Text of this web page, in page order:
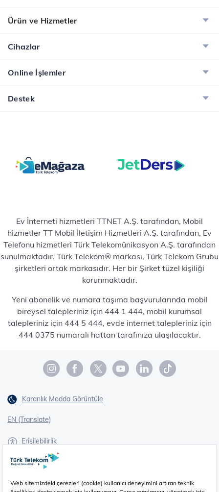
Ürün ve Hizmetler
Cihazlar
Online İşlemler
Destek
Ev İnterneti hizmetleri TTNET A.Ş. tarafından, Mobil
hizmetler TT Mobil İletişim Hizmetleri A.Ş. tarafından, Ev
Telefonu hizmetleri Türk Telekomünikasyon A.Ş. tarafından
sunulmaktadır. Türk Telekom® markası, Türk Telekom Grubu
şirketleri ortak markasıdır. Her bir Şirket tüzel kişiliği
korunmaktadır.
Yeni abonelik ve numara taşıma başvurularında mobil
bireysel talepleriniz için 444 1 444, mobil kurumsal
talepleriniz için 444 5 444, evde internet talepleriniz için
444 0375 numaralı hattan tarafınıza ulaşılacaktır.
Karanlık Modda Görüntüle
EN (Translate)
Erişilebilirlik
İşaret Dili Çevirisi